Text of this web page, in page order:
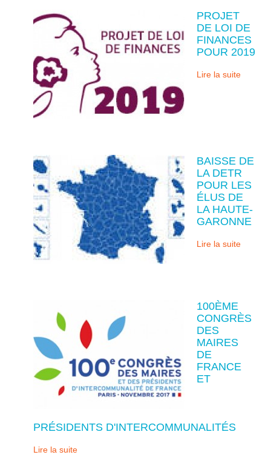
PROJET
DE LOI DE
FINANCES
POUR 2019
Lire la suite
BAISSE DE
LA DETR
POUR LES
ÉLUS DE
LA HAUTE-
GARONNE
Lire la suite
100ÈME
CONGRÈS
DES
MAIRES
DE
FRANCE
ET
PRÉSIDENTS D'INTERCOMMUNALITÉS
Lire la suite